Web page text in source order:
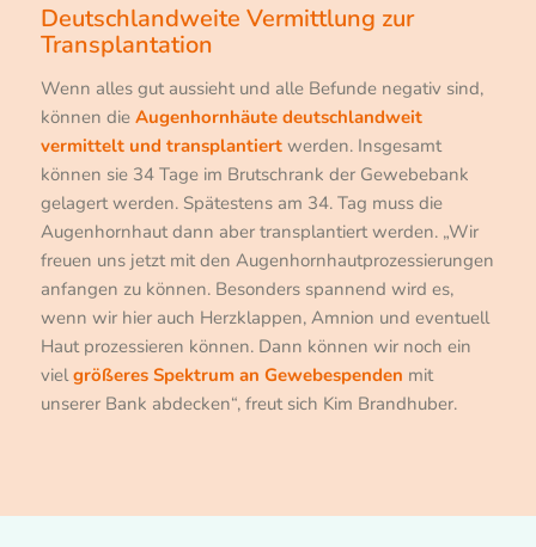
Deutschlandweite Vermittlung zur
Transplantation
Wenn alles gut aussieht und alle Befunde negativ sind,
können die Augenhornhäute deutschlandweit
vermittelt und transplantiertwerden. Insgesamt
können sie 34 Tage im Brutschrank der Gewebebank
gelagert werden. Spätestens am 34. Tag muss die
Augenhornhaut dann aber transplantiert werden. „Wir
freuen uns jetzt mit den Augenhornhautprozessierungen
anfangen zu können. Besonders spannend wird es,
wenn wir hier auch Herzklappen, Amnion und eventuell
Haut prozessieren können. Dann können wir noch ein
vielgrößeres Spektrum an Gewebespenden mit
unserer Bank abdecken“, freut sich Kim Brandhuber.